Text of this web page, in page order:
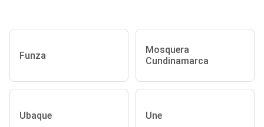
Funza
Mosquera
Cundinamarca
Ubaque Une